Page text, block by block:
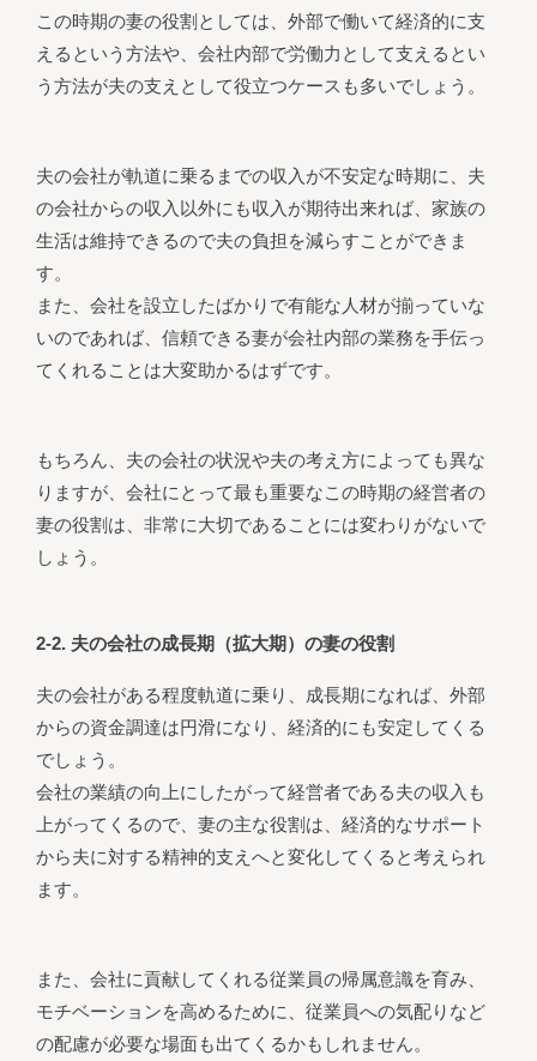
この時期の妻の役割としては、外部で働いて経済的に支
えるという方法や、会社内部で労働力として支えるとい
う方法が夫の支えとして役立つケースも多いでしょう。
夫の会社が軌道に乗るまでの収入が不安定な時期に、夫
の会社からの収入以外にも収入が期待出来れば、家族の
生活は維持できるので夫の負担を減らすことができま
す。
また、会社を設立したばかりで有能な人材が揃っていな
いのであれば、信頼できる妻が会社内部の業務を手伝っ
てくれることは大変助かるはずです。
もちろん、夫の会社の状況や夫の考え方によっても異な
りますが、会社にとって最も重要なこの時期の経営者の
妻の役割は、非常に大切であることには変わりがないで
しょう。
2-2. 夫の会社の成長期（拡大期）の妻の役割
夫の会社がある程度軌道に乗り、成長期になれば、外部
からの資金調達は円滑になり、経済的にも安定してくる
でしょう。
会社の業績の向上にしたがって経営者である夫の収入も
上がってくるので、妻の主な役割は、経済的なサポート
から夫に対する精神的支えへと変化してくると考えられ
ます。
また、会社に貢献してくれる従業員の帰属意識を育み、
モチベーションを高めるために、従業員への気配りなど
の配慮が必要な場面も出てくるかもしれません。